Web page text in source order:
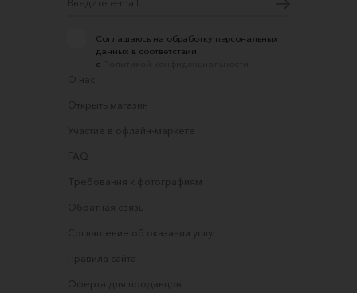
Соглашаюсь на обработку персональных
данных в соответствии
с
О нас
Открыть магазин
Участие в офлайн-маркете
FAQ
Требования к фотографиям
Обратная связь
Соглашение об оказании услуг
Правила сайта
Оферта для продавцов